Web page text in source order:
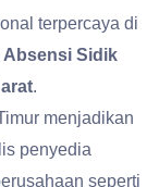
terpercaya di
Absensi Sidik
.
menjadikan
penyedia
seperti